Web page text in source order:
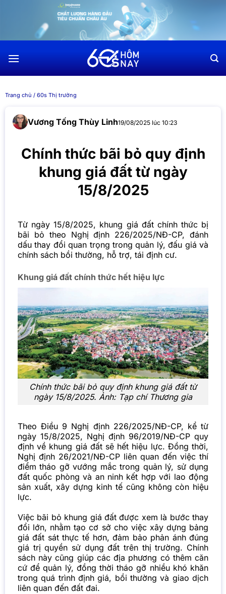
dung
Trang chủ / 60s Thị trường
Vương Tống Thùy Linh19/08/2025 lúc 10:23
Chính thức bãi bỏ quy định
khung giá đất từ ngày
15/8/2025
Từ ngày 15/8/2025, khung giá đất chính thức bị
bãi bỏ theo Nghị định 226/2025/NĐ-CP, đánh
dấu thay đổi quan trọng trong quản lý, đấu giá và
chính sách bồi thường, hỗ trợ, tái định cư.
Khung giá đất chính thức hết hiệu lực
Chính thức bãi bỏ quy định khung giá đất từ
ngày 15/8/2025. Ảnh: Tạp chí Thương gia
Theo Điều 9 Nghị định 226/2025/NĐ-CP, kể từ
ngày 15/8/2025, Nghị định 96/2019/NĐ-CP quy
định về khung giá đất sẽ hết hiệu lực. Đồng thời,
Nghị định 26/2021/NĐ-CP liên quan đến việc thí
điểm tháo gỡ vướng mắc trong quản lý, sử dụng
đất quốc phòng và an ninh kết hợp với lao động
sản xuất, xây dựng kinh tế cũng không còn hiệu
lực.
Việc bãi bỏ khung giá đất được xem là bước thay
đổi lớn, nhằm tạo cơ sở cho việc xây dựng bảng
giá đất sát thực tế hơn, đảm bảo phản ánh đúng
giá trị quyền sử dụng đất trên thị trường. Chính
sách này cũng giúp các địa phương có thêm căn
cứ để quản lý, đồng thời tháo gỡ nhiều khó khăn
trong quá trình định giá, bồi thường và giao dịch
liên quan đến đất đai.